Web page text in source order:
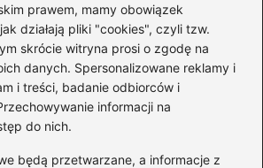
prawem, mamy obowiązek
działają pliki "cookies", czyli tzw.
skrócie witryna prosi o zgodę na
danych. Spersonalizowane reklamy i
i treści, badanie odbiorców i
informacji na
do nich.
będą przetwarzane, a informacje z
czy jest żonaty
mieszkaniowych:
sposoby na uniknięcie
z opłatami